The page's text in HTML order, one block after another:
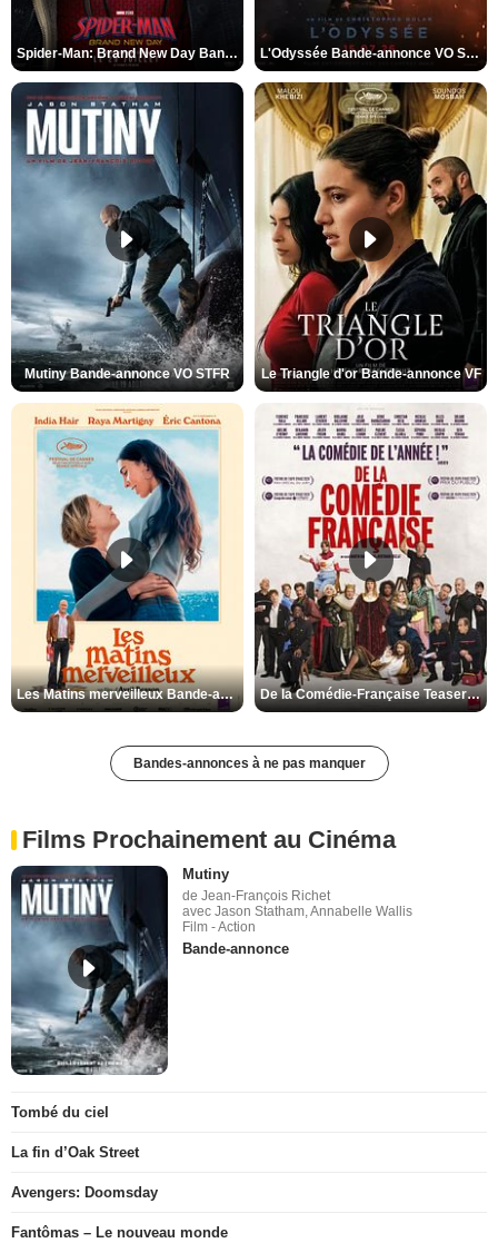
Spider-Man: Brand New Day Bande-annonce VO STFR L'Odyssée Bande-annonce VO STFR
Mutiny Bande-annonce VO STFR Le Triangle d'or Bande-annonce VF
Les Matins merveilleux Bande-annonce VF De la Comédie-Française Teaser VF
Bandes-annonces à ne pas manquer
Films Prochainement au Cinéma
Mutiny
de Jean-François Richet
avec Jason Statham, Annabelle Wallis
Film - Action
Bande-annonce
Tombé du ciel
La fin d’Oak Street
Avengers: Doomsday
Fantômas – Le nouveau monde